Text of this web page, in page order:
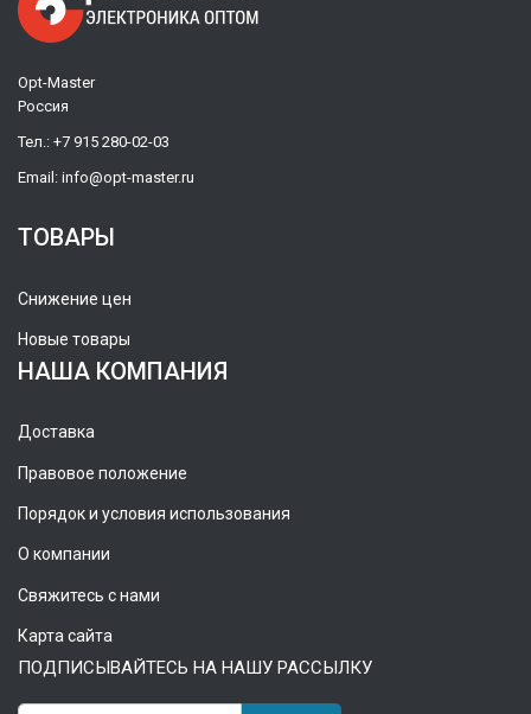
Opt-Master
Россия
Тел.: +7 915 280-02-03
Email: info@opt-master.ru
ТОВАРЫ
Снижение цен
Новые товары
НАША КОМПАНИЯ
Доставка
Правовое положение
Порядок и условия использования
О компании
Свяжитесь с нами
Карта сайта
ПОДПИСЫВАЙТЕСЬ НА НАШУ РАССЫЛКУ